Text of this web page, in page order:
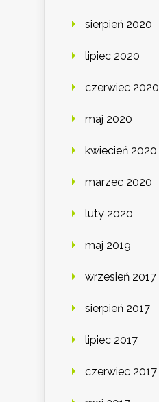
sierpień 2020
lipiec 2020
czerwiec 2020
maj 2020
kwiecień 2020
marzec 2020
luty 2020
maj 2019
wrzesień 2017
sierpień 2017
lipiec 2017
czerwiec 2017